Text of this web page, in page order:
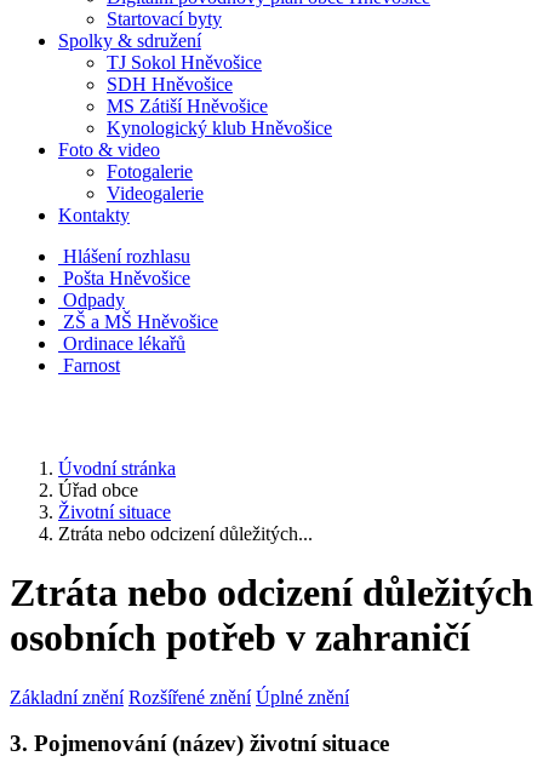
Startovací byty
Spolky & sdružení
TJ Sokol Hněvošice
SDH Hněvošice
MS Zátiší Hněvošice
Kynologický klub Hněvošice
Foto & video
Fotogalerie
Videogalerie
Kontakty
Hlášení rozhlasu
Pošta Hněvošice
Odpady
ZŠ a MŠ Hněvošice
Ordinace lékařů
Farnost
Úvodní stránka
Úřad obce
Životní situace
Ztráta nebo odcizení důležitých...
Ztráta nebo odcizení důležitých
osobních potřeb v zahraničí
Základní znění Rozšířené znění Úplné znění
3. Pojmenování (název) životní situace